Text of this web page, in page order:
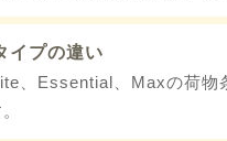
イプの違い
、Essential、Maxの荷物